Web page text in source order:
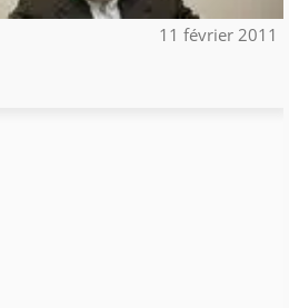
11 février 2011